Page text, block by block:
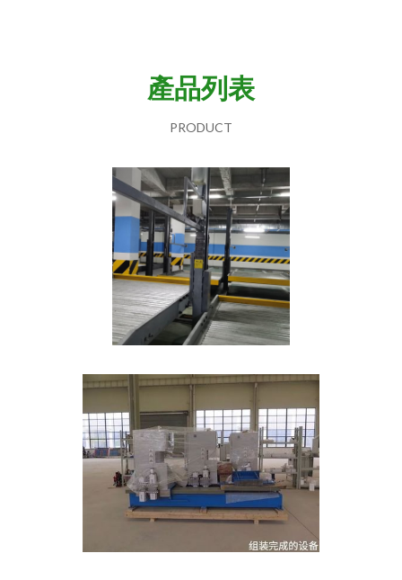
產品列表
PRODUCT